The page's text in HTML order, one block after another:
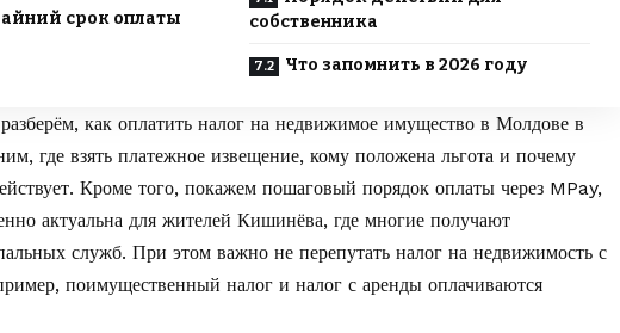
срок оплаты
собственника
Что запомнить в 2026 году
разберём, как оплатить налог на недвижимое имущество в Молдове в
где взять платежное извещение, кому положена льгота и почему
Кроме того, покажем пошаговый порядок оплаты через MPay,
актуальна для жителей Кишинёва, где многие получают
служб. При этом важно не перепутать налог на недвижимость с
поимущественный налог и налог с аренды оплачиваются